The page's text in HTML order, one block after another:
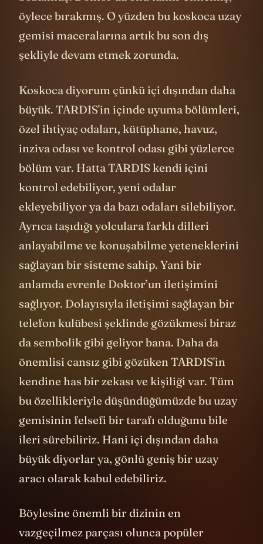
öylece bırakmış. O yüzden bu koskoca uzay
gemisi maceralarına artık bu son dış
şekliyle devam etmek zorunda.
Koskoca diyorum çünkü içi dışından daha
büyük. TARDIS'in içinde uyuma bölümleri,
özel ihtiyaç odaları, kütüphane, havuz,
inziva odası ve kontrol odası gibi yüzlerce
bölüm var. Hatta TARDIS kendi içini
kontrol edebiliyor, yeni odalar
ekleyebiliyor ya da bazı odaları silebiliyor.
Ayrıca taşıdığı yolculara farklı dilleri
anlayabilme ve konuşabilme yeteneklerini
sağlayan bir sisteme sahip. Yani bir
anlamda evrenle Doktor’un iletişimini
sağlıyor. Dolayısıyla iletişimi sağlayan bir
telefon kulübesi şeklinde gözükmesi biraz
da sembolik gibi geliyor bana. Daha da
önemlisi cansız gibi gözüken TARDIS'in
kendine has bir zekası ve kişiliği var. Tüm
bu özellikleriyle düşündüğümüzde bu uzay
gemisinin felsefi bir tarafı olduğunu bile
ileri sürebiliriz. Hani içi dışından daha
büyük diyorlar ya, gönlü geniş bir uzay
aracı olarak kabul edebiliriz.
Böylesine önemli bir dizinin en
vazgeçilmez parçası olunca popüler